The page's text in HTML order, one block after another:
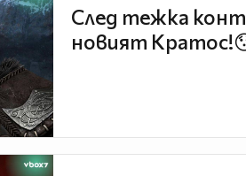
След тежка
новият